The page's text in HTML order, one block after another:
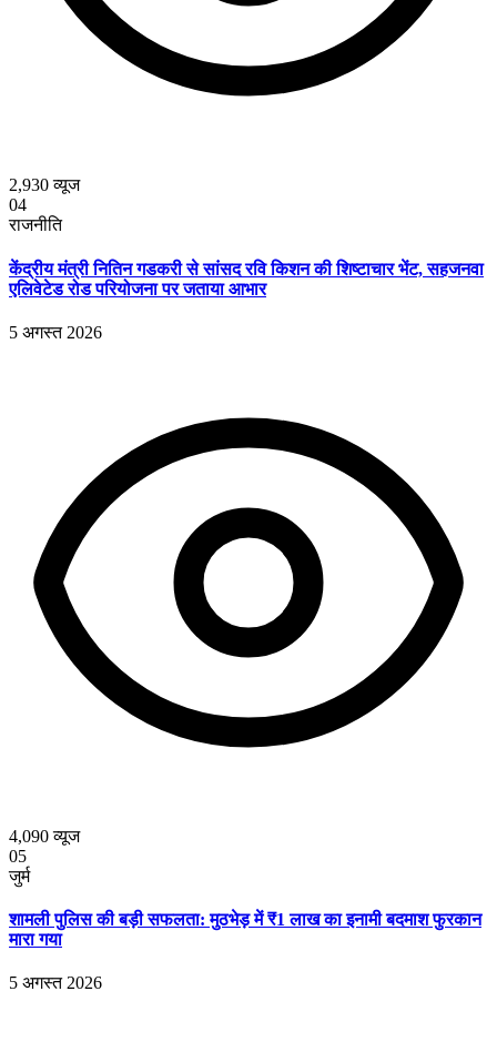
2,930व्यूज
04
राजनीति
केंद्रीय मंत्री नितिन गडकरी से सांसद रवि किशन की शिष्टाचार भेंट, सहजनवा
एलिवेटेड रोड परियोजना पर जताया आभार
5 अगस्त 2026
4,090व्यूज
05
जुर्म
शामली पुलिस की बड़ी सफलता: मुठभेड़ में ₹1 लाख का इनामी बदमाश फुरकान
मारा गया
5 अगस्त 2026